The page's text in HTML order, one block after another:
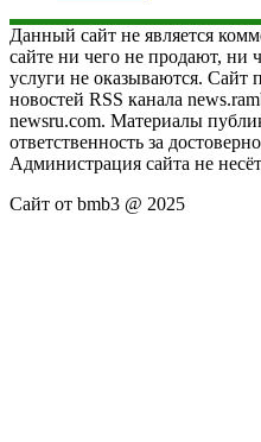
Данный сайт не является
сайте ни чего не продают, ни
услуги не оказываются. Сайт
новостей RSS канала
newsru.com. Материалы
ответственность за
Администрация сайта не
Сайт от bmb3 @ 2025